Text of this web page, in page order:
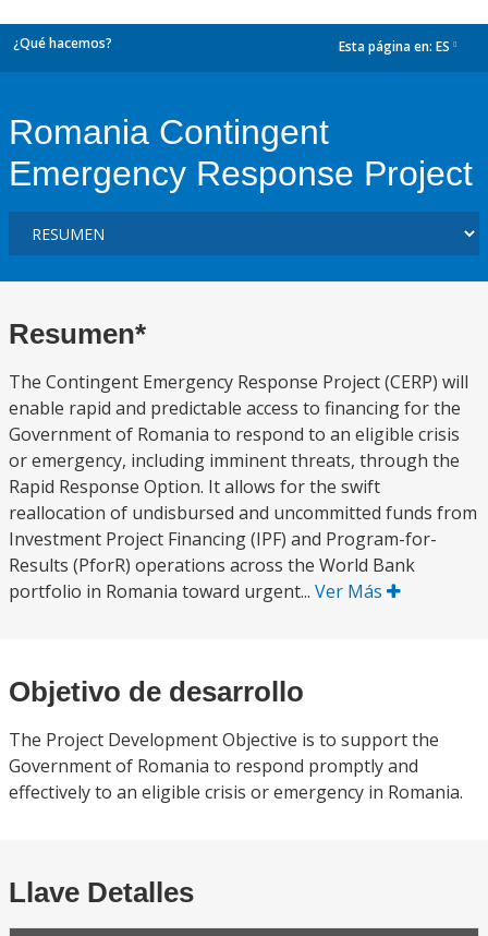
¿Qué hacemos? Esta página en: ES
Romania Contingent
Emergency Response Project
Resumen*
The Contingent Emergency Response Project (CERP) will
enable rapid and predictable access to financing for the
Government of Romania to respond to an eligible crisis
or emergency, including imminent threats, through the
Rapid Response Option. It allows for the swift
reallocation of undisbursed and uncommitted funds from
Investment Project Financing (IPF) and Program-for-
Results (PforR) operations across the World Bank
portfolio in Romania toward urgent... Ver Más
Objetivo de desarrollo
The Project Development Objective is to support the
Government of Romania to respond promptly and
effectively to an eligible crisis or emergency in Romania.
Llave Detalles